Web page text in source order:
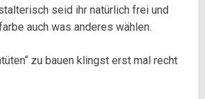
seid ihr natürlich frei und
auch was anderes wählen.
zu bauen klingst erst mal recht